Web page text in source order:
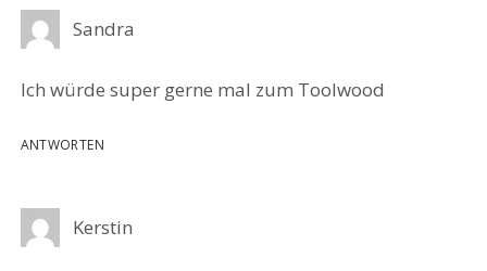
Sandra
Ich würde super gerne mal zum Toolwood
ANTWORTEN
Kerstin